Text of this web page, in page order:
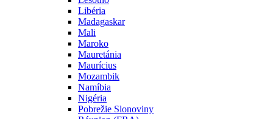
Libéria
Madagaskar
Mali
Maroko
Mauretánia
Maurícius
Mozambik
Namíbia
Nigéria
Pobrežie Slonoviny